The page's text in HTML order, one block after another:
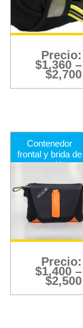
Precio:
$1,360 –
$2,700
Contenedor
frontal y brida de
conexión
Precio:
$1,400 –
$2,500